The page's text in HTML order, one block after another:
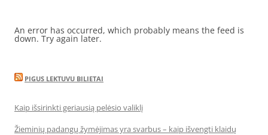
An error has occurred, which probably means the feed is
down. Try again later.
PIGUS LEKTUVU BILIETAI
Kaip išsirinkti geriausią pelėsio valiklį
Žieminių padangų žymėjimas yra svarbus – kaip išvengti klaidų